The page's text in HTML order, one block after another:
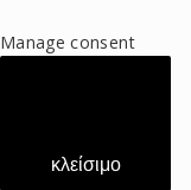
Manage consent
κλείσιμο